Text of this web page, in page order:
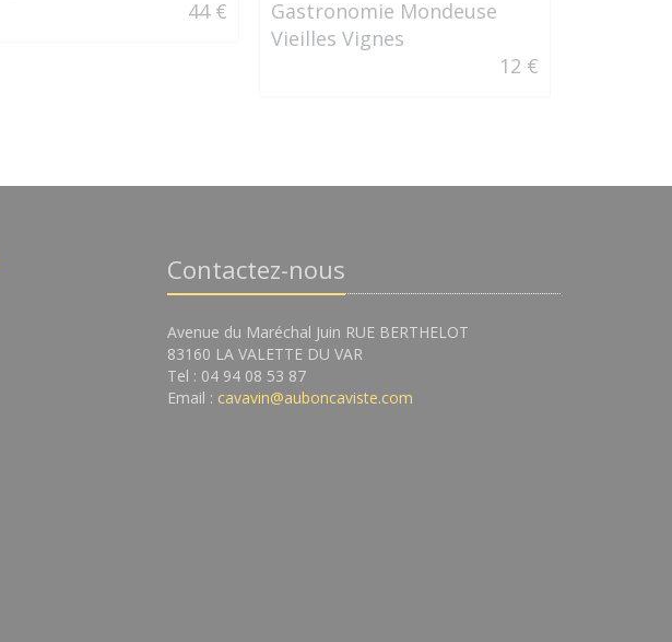
44 €
Gastronomie Mondeuse
Vieilles Vignes
12 €
Contactez-nous
Avenue du Maréchal Juin RUE BERTHELOT
83160 LA VALETTE DU VAR
Tel : 04 94 08 53 87
Email : cavavin@auboncaviste.com